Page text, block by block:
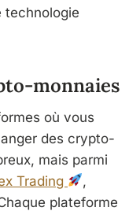
technologie
monnaies
où vous
des crypto-
mais parmi
Trading
,
plateforme